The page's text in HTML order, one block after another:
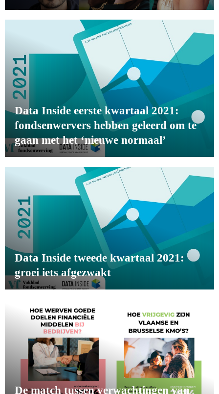
Data Inside eerste kwartaal 2021:
fondsenwervers hebben geleerd om te
gaan met het ‘nieuwe normaal’
Data Inside tweede kwartaal 2021:
groei iets afgezwakt
De match tussen verwachtingen van